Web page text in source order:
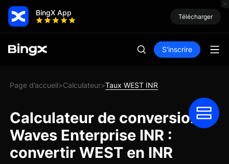
BingX App Télécharger
S'inscrire
Page d’accueil>Calculateur>Taux WEST INR
Calculateur de conversion
Waves Enterprise INR :
convertir WEST en INR